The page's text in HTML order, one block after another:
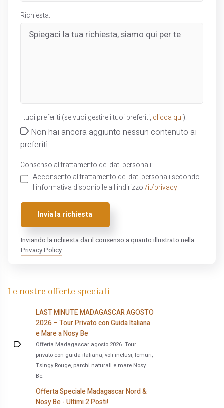
Richiesta:
I tuoi preferiti (se vuoi gestire i tuoi preferiti, clicca qui):
Non hai ancora aggiunto nessun contenuto ai
preferiti
Consenso al trattamento dei dati personali:
Acconsento al trattamento dei dati personali secondo
l'informativa disponibile all'indirizzo /it/privacy
Invia la richiesta
Inviando la richiesta dai il consenso a quanto illustrato nella
Privacy Policy
Le nostre offerte speciali
LAST MINUTE MADAGASCAR AGOSTO
2026 – Tour Privato con Guida Italiana
e Mare a Nosy Be
Offerta Madagascar agosto 2026. Tour
privato con guida italiana, voli inclusi, lemuri,
Tsingy Rouge, parchi naturali e mare Nosy
Be.
Offerta Speciale Madagascar Nord &
Nosy Be - Ultimi 2 Posti!